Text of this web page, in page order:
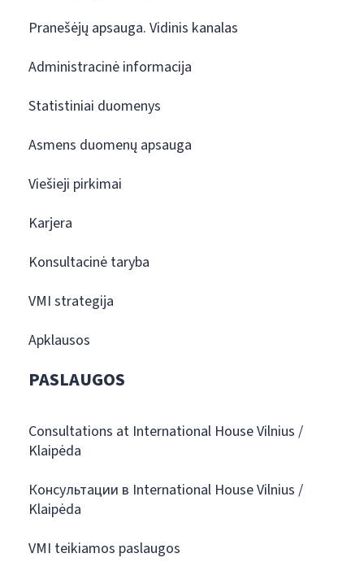
Pranešėjų apsauga. Vidinis kanalas
Administracinė informacija
Statistiniai duomenys
Asmens duomenų apsauga
Viešieji pirkimai
Karjera
Konsultacinė taryba
VMI strategija
Apklausos
PASLAUGOS
Consultations at International House Vilnius /
Klaipėda
Консультации в International House Vilnius /
Klaipėda
VMI teikiamos paslaugos